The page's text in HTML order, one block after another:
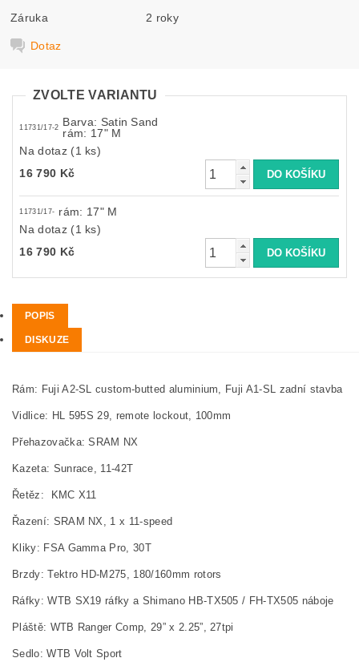
Záruka 2 roky
Dotaz
ZVOLTE VARIANTU
11731/17-2 Barva: Satin Sand
rám: 17" M
Na dotaz (1 ks)
16 790 Kč
11731/17- rám: 17" M
Na dotaz (1 ks)
16 790 Kč
POPIS
DISKUZE
Rám: Fuji A2-SL custom-butted aluminium, Fuji A1-SL zadní stavba
Vidlice: HL 595S 29, remote lockout, 100mm
Přehazovačka:SRAM NX
Kazeta: Sunrace, 11-42T
Řetěz: KMC X11
Řazení: SRAM NX, 1 x 11-speed
Kliky: FSA Gamma Pro, 30T
Brzdy:Tektro HD-M275, 180/160mm rotors
Ráfky:WTB SX19 ráfky a Shimano HB-TX505 / FH-TX505 náboje
Pláště: WTB Ranger Comp, 29” x 2.25”, 27tpi
Sedlo:WTB Volt Sport